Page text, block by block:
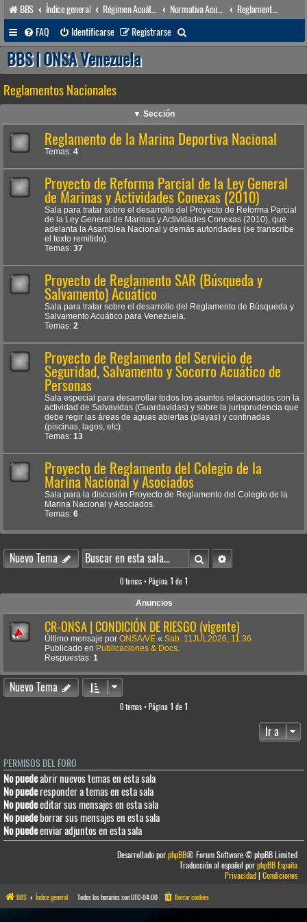
BBS Índice general
Reglamentos Nacionales
FAQ
Identificarse Registrarse
u
a
r
BBS | ONSA Venezuela
Reglamentos Nacionales
▼ Sección
Reglamento de la Marina Deportiva Nacional
Temas: 4
Proyecto de Reforma Parcial de la Ley General
de Marinas y Actividades Conexas (2010)
Sala para tratar sobre el desarrollo del Proyecto de Reforma Parcial
de la Ley General de Marinas y Actividades Conexas (2010), que
adelanta la Asamblea Nacional y demás autoridades (se transcribe
el texto remitido).
Temas: 37
Proyecto de Reglamento SAR (Búsqueda y
Salvamento) Acuático
Sala para tratar sobre el desarrollo del Reglamento de Búsqueda y
Salvamento Acuático para Venezuela.
Temas: 2
Proyecto de Reglamento del Servicio de
Seguridad, Salvamento y Socorro Acuático de
Personas
Sala especial para desarrollar todos los asuntos relacionados con la
actividad de Salvavidas (Guardavidas) y sobre la jurisprudencia que
debe regir las áreas de aguas abiertas (playas) y confinadas
(piscinas, lagos, etc).
Temas: 13
Proyecto de Reglamento del Colegio de la
Marina Nacional y Asociados
Sala para la discusión Proyecto de Reglamento del Colegio de la
Marina Nacional y Asociados.
Temas: 6
Nuevo Tema BuscarBúsqueda avanzada
0 temas • Página 1 de 1
Anuncios
CR-ONSA | CONDICIÓN DE RIESGO (vigente)
Último mensaje por ONSA/VE « Sab. 11JUL2026, 11:36
Publicado en Publicaciones & Docs.
Respuestas: 1
Nuevo Tema
0 temas • Página 1 de 1
Ir a
PERMISOS DEL FORO
No puedeabrir nuevos temas en esta sala
No puederesponder a temas en esta sala
No puedeeditar sus mensajes en esta sala
No puedeborrar sus mensajes en esta sala
No puedeenviar adjuntos en esta sala
Desarrollado porphpBB® Forum Software © phpBB Limited
Traducción al español porphpBB España
Privacidad|Condiciones
BBS Índice general Todos los horarios sonUTC-04:00 Borrar cookies